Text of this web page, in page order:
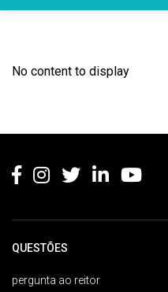
No content to display
QUESTÕES
pergunta ao reitor